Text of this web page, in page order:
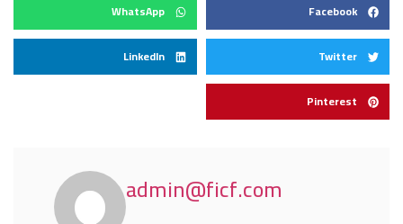
Facebook
WhatsApp
Twitter
LinkedIn
Pinterest
admin@ficf.com